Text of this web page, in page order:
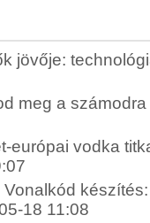
jövője:
meg a
európai vodka
18 11:08